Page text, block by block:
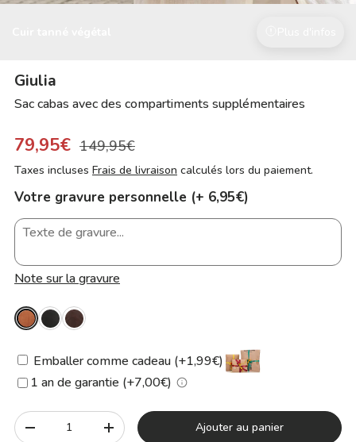
Giulia
Sac cabas avec des compartiments supplémentaires
79,95€ 149,95€
Taxes incluses Frais de livraison calculés lors du paiement.
Votre gravure personnelle (+ 6,95€)
Note sur la gravure
Emballer comme cadeau (+1,99€)
1 an de garantie (+7,00€)
Qté
-
+ Ajouter au panier